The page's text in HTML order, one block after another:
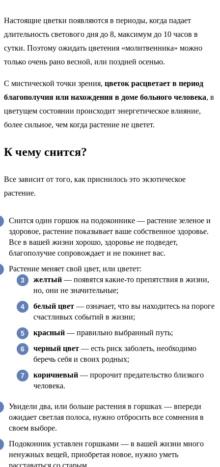
Настоящие цветки появляются в периоды, когда падает
длительность светового дня до 8, максимум до 10 часов в
сутки. Поэтому ожидать цветения «молитвенника» можно
только очень рано весной, или поздней осенью.
С мистической точки зрения, цветок расцветает в период
благополучия или нахождения в доме больного человека, в
цветущем состоянии происходит энергетическое влияние,
более сильное, чем когда растение не цветет.
К чему снится?
Все зависит от того, как приснилось это экзотическое
растение.
Снится один горшок на подоконнике — растение зеленое и
здоровое, растение показывает ваше собственное здоровье.
Все в вашей жизни хорошо, здоровье не подведет,
благополучие сопровождает и не покинет вас.
Растение меняет свой цвет, или цветет:
желтый — появятся какие-то препятствия в жизни,
но, они не значительные;
белый цвет — означает, что вы находитесь на пороге
счастливых событий в жизни;
красный — правильно выбранный путь;
черный цвет — есть риск заболеть, необходимо
беречь себя и своих родных;
коричневый — пророчит предательство близкого
человека.
Увидели два, или больше растения в горшках — впереди
ожидает светлая полоса, нужно отбросить все сомнения в
своем выборе.
Подоконник уставлен горшками — в вашей жизни много
ненужных вещей, приобретая новое, нужно уметь
расставаться со старым.